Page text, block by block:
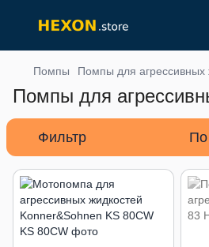
Помпы Помпы для агрессивных
Помпы для
Фильтр По